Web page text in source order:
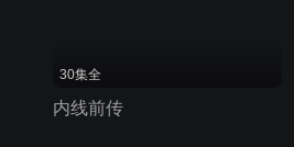
30集全
内线前传